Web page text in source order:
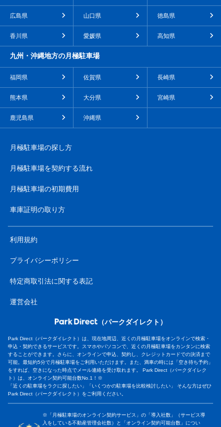
広島県 山口県 徳島県
香川県 愛媛県 高知県
九州・沖縄地方の月極駐車場
福岡県 佐賀県 長崎県
熊本県 大分県 宮崎県
鹿児島県 沖縄県
月極駐車場の探し方
月極駐車場を契約する流れ
月極駐車場の初期費用
車庫証明の取り方
利用規約
プライバシーポリシー
特定商取引法に関する表記
運営会社
（パークダイレクト）
Park Direct（パークダイレクト）は、現在地周辺、近くの月極駐車場をオンラインで検索・
申込・契約できるサービスです。スマホやパソコンで、近くの月極駐車場をカンタンに検索
することができます。さらに、オンラインで申込、契約し、クレジットカードでの決済まで
可能。最短約5分で月極駐車場をご利用いただけます。また、満車の時には「空き待ち予約」
をすれば、空きになった時点でメール連絡を受け取れます。 Park Direct（パークダイレク
ト）は、オンライン契約可能台数No.1！※
「近くの駐車場をラクに探したい」「いくつかの駐車場を比較検討したい」 そんな方はぜひ
Park Direct（パークダイレクト）をご利用ください。
※「月極駐車場のオンライン契約サービス」の「導入社数」（サービス導
入をしている不動産管理会社数）と「オンライン契約可能台数」につい